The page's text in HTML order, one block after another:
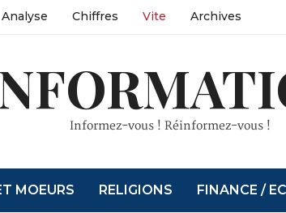
Analyse Chiffres Vite Archives
Informez-vous ! Réinformez-vous !
MOEURS RELIGIONS FINANCE /